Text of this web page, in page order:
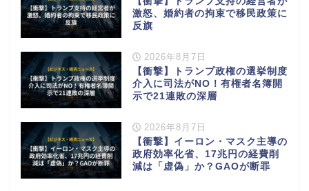
激怒、婚約者の拘束で移民政策に
反旗
2026年8月7日
【衝撃】トランプ政権の選挙制度
介入に司法がNO！有権者名簿開
示で21連敗の深層
2026年8月7日
【衝撃】イーロン・マスク主導の
政府効率化省、17兆円の経費削
減は「虚偽」か？GAOが断罪